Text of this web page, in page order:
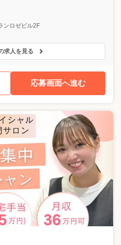
ンロゼビル2F
求人を見る
応募画面へ進む